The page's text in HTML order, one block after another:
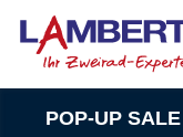
POP-UP SALE